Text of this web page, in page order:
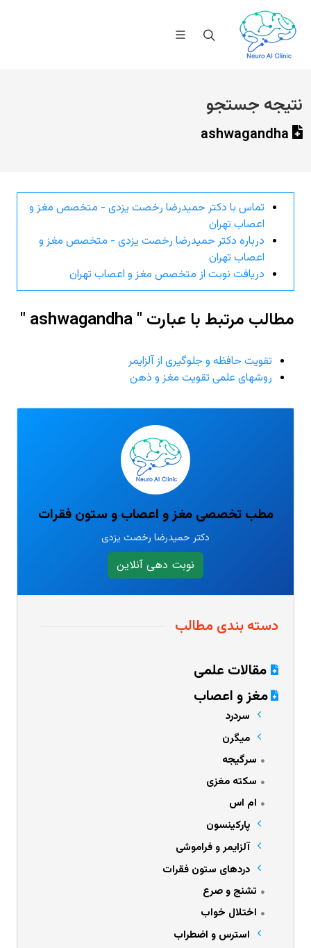
نتیجه جستجو
تماس با دکتر حمیدرضا رخصت یزدی - متخصص مغز و
اعصاب تهران
درباره دکتر حمیدرضا رخصت یزدی - متخصص مغز و
اعصاب تهران
دریافت نوبت از متخصص مغز و اعصاب تهران
مطالب مرتبط با عبارت " ashwagandha "
تقویت حافظه و جلوگیری از آلزایمر
روشهای علمی تقویت مغز و ذهن
مطب تخصصی مغز و اعصاب و ستون فقرات
دکتر حمیدرضا رخصت یزدی
نوبت دهی آنلاین
دسته بندی مطالب
مقالات علمی
مغز و اعصاب
سردرد
میگرن
سرگیجه
سکته مغزی
ام اس
پارکینسون
آلزایمر و فراموشی
دردهای ستون فقرات
تشنج و صرع
اختلال خواب
استرس و اضطراب